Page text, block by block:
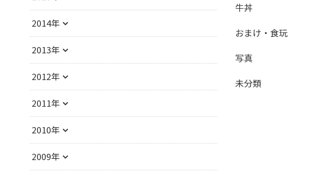
2014年
2013年
2012年
2011年
2010年
2009年
牛丼
おまけ・食玩
写真
未分類